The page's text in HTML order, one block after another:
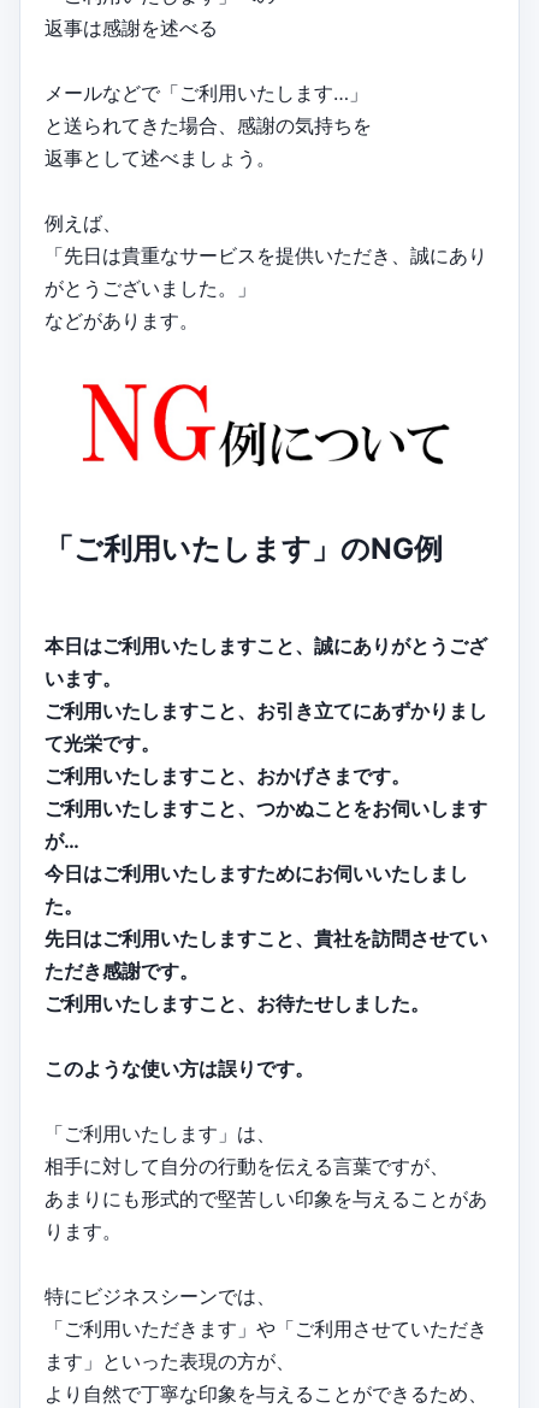
返事は感謝を述べる
メールなどで「ご利用いたします…」
と送られてきた場合、感謝の気持ちを
返事として述べましょう。
例えば、
「先日は貴重なサービスを提供いただき、誠にあり
がとうございました。」
などがあります。
「ご利用いたします」のNG例
本日はご利用いたしますこと、誠にありがとうござ
います。
ご利用いたしますこと、お引き立てにあずかりまし
て光栄です。
ご利用いたしますこと、おかげさまです。
ご利用いたしますこと、つかぬことをお伺いします
が…
今日はご利用いたしますためにお伺いいたしまし
た。
先日はご利用いたしますこと、貴社を訪問させてい
ただき感謝です。
ご利用いたしますこと、お待たせしました。
このような使い方は誤りです。
「ご利用いたします」は、
相手に対して自分の行動を伝える言葉ですが、
あまりにも形式的で堅苦しい印象を与えることがあ
ります。
特にビジネスシーンでは、
「ご利用いただきます」や「ご利用させていただき
ます」といった表現の方が、
より自然で丁寧な印象を与えることができるため、